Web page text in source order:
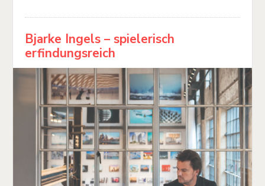
Bjarke Ingels – spielerisch
erfindungsreich